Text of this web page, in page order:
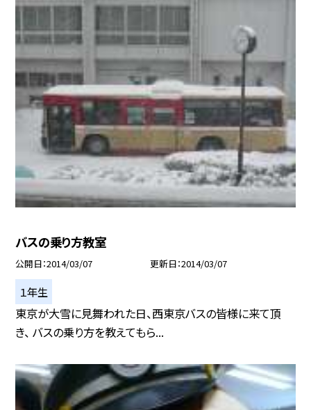
バスの乗り方教室
公開日 2014/03/07 更新日 2014/03/07
１年生
東京が大雪に見舞われた日、西東京バスの皆様に来て頂
き、 バスの乗り方を教えてもら...